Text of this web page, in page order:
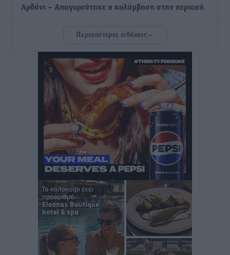
Αρδάνι – Απαγορεύτηκε η κολύμβηση στην περιοχή
εφησυχασμού» – Σε πλήρη ετοιμότητα ο μηχανισμός
• πριν 7 ώρες
Καιρός: Επιμένουν οι υψηλές θερμοκρασίες – Ισχυρά
μελτέμια έως 9 μποφόρ, σε «Red Code» 6 περιοχές
Τοπικές Ειδήσεις• πριν 7 ώρες
Τα φοιτητικά ενοίκια «τινάζουν στον αέρα» τους
οικογενειακούς προϋπολογισμούς
πριν 7 ώρες
Δύο νέοι ξενώνες παραδόθηκαν στις Ένοπλες
Δυνάμεις στη νήσο Ρω
Τοπικές Ειδήσεις• πριν 8 ώρες
Περισσότερες ειδήσεις